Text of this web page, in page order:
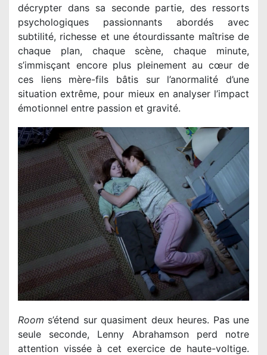
décrypter dans sa seconde partie, des ressorts
psychologiques passionnants abordés avec
subtilité, richesse et une étourdissante maîtrise de
chaque plan, chaque scène, chaque minute,
s’immisçant encore plus pleinement au cœur de
ces liens mère-fils bâtis sur l’anormalité d’une
situation extrême, pour mieux en analyser l’impact
émotionnel entre passion et gravité.
Room s’étend sur quasiment deux heures. Pas une
seule seconde, Lenny Abrahamson perd notre
attention vissée à cet exercice de haute-voltige.